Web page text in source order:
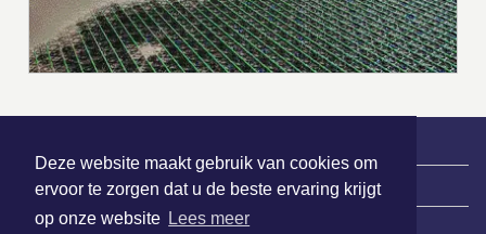
Deze website maakt gebruik van cookies om
ervoor te zorgen dat u de beste ervaring krijgt
op onze website Lees meer
| Nieuws | Sport | Evenementen